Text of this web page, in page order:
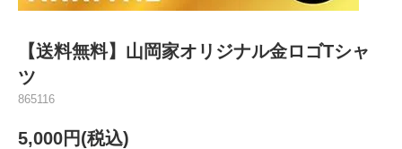
【送料無料】山岡家オリジナル金ロゴTシャ
ツ
865116
5,000円(税込)